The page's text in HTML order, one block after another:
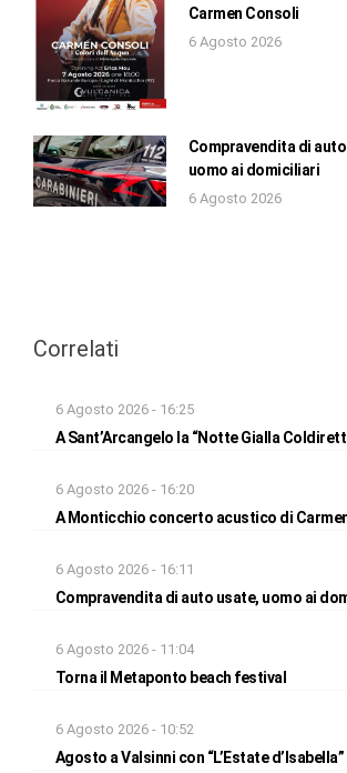
Carmen Consoli
6 Agosto 2026
Compravendita di
uomo ai domiciliari
6 Agosto 2026
Correlati
6 Agosto 2026 - 16:25
A Sant’Arcangelo la “Notte Gialla
6 Agosto 2026 - 16:20
A Monticchio concerto acustico di
6 Agosto 2026 - 16:11
Compravendita di auto usate, uomo ai
6 Agosto 2026 - 11:04
Torna il Metaponto beach festival
6 Agosto 2026 - 10:52
Agosto a Valsinni con “L’Estate d’Isabella”